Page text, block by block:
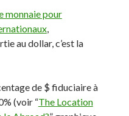
monnaie pour
,
au dollar, c’est la
de $ fiduciaire à
(voir “The Location